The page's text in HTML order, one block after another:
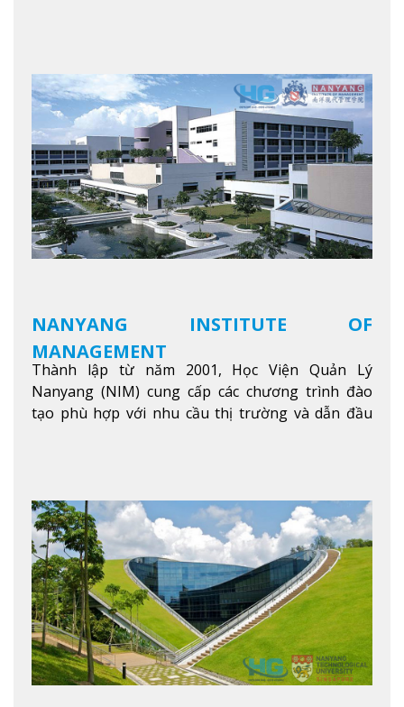
NANYANG INSTITUTE OF
MANAGEMENT
Thành lập từ năm 2001, Học Viện Quản Lý
Nanyang (NIM) cung cấp các chương trình đào
tạo phù hợp với nhu cầu thị trường và dẫn đầu
học tập và nghiên cứu chất lượng nhằm nâng cao
kỹ năng, kiến thức và năng lực của sinh viên và các
đối tác của trườngXem thêm